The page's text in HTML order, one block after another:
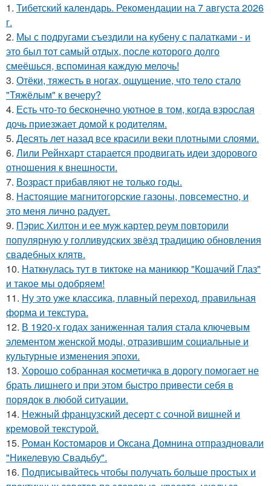
1. Тибетский календарь. Рекомендации на 7 августа 2026
г.
2. Мы с подругами съездили на кубену с палатками - и
это был тот самый отдых, после которого долго
смеёшься, вспоминая каждую мелочь!
3. Отёки, тяжесть в ногах, ощущение, что тело стало
"Тяжёлым" к вечеру?
4. Есть что-то бесконечно уютное в том, когда взрослая
дочь приезжает домой к родителям.
5. Десять лет назад все красили веки плотными слоями.
6. Лили Рейнхарт старается продвигать идеи здорового
отношения к внешности.
7. Возраст прибавляют не только годы.
8. Настоящие магнитогорские газоны, повсеместно, и
это меня лично радует.
9. Пэрис Хилтон и ее муж картер реум повторили
популярную у голливудских звёзд традицию обновления
свадебных клятв.
10. Наткнулась тут в тиктоке на маникюр "Кошачий Глаз"
и такое мы одобряем!
11. Ну это уже классика, плавный переход, правильная
форма и текстура.
12. В 1920-х годах заниженная талия стала ключевым
элементом женской моды, отразившим социальные и
культурные изменения эпохи.
13. Хорошо собранная косметичка в дорогу помогает не
брать лишнего и при этом быстро привести себя в
порядок в любой ситуации.
14. Нежный французский десерт с сочной вишней и
кремовой текстурой.
15. Роман Костомаров и Оксана Домнина отпраздновали
"Никелевую Свадьбу".
16. Подписывайтесь чтобы получать больше простых и